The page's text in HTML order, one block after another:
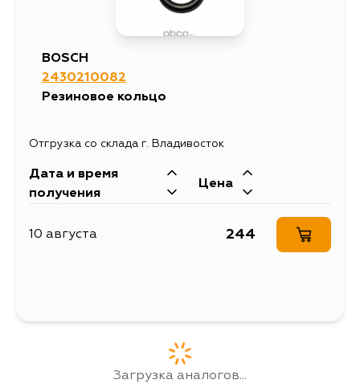
BOSCH
2430210082
Резиновое кольцо
Отгрузка со склада г. Владивосток
Дата и время
получения
Цена
10 августа 244
Загрузка аналогов...